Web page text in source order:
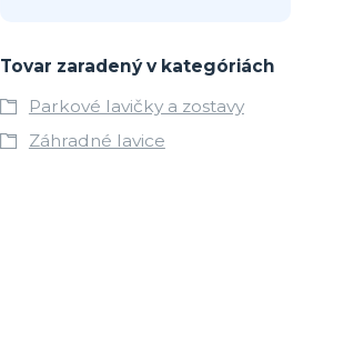
Tovar zaradený v kategóriách
Parkové lavičky a zostavy
Záhradné lavice